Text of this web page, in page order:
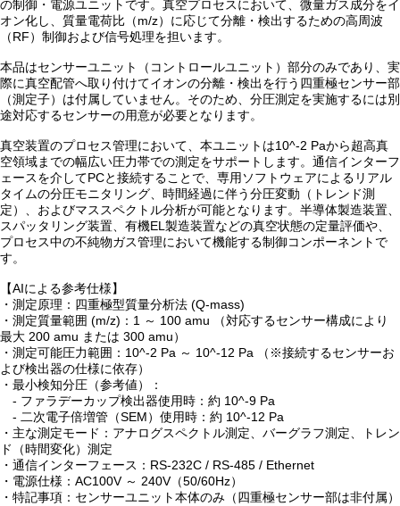
の制御・電源ユニットです。真空プロセスにおいて、微量ガス成分をイ
オン化し、質量電荷比（m/z）に応じて分離・検出するための高周波
（RF）制御および信号処理を担います。
本品はセンサーユニット（コントロールユニット）部分のみであり、実
際に真空配管へ取り付けてイオンの分離・検出を行う四重極センサー部
（測定子）は付属していません。そのため、分圧測定を実施するには別
途対応するセンサーの用意が必要となります。
真空装置のプロセス管理において、本ユニットは10^-2 Paから超高真
空領域までの幅広い圧力帯での測定をサポートします。通信インターフ
ェースを介してPCと接続することで、専用ソフトウェアによるリアル
タイムの分圧モニタリング、時間経過に伴う分圧変動（トレンド測
定）、およびマススペクトル分析が可能となります。半導体製造装置、
スパッタリング装置、有機EL製造装置などの真空状態の定量評価や、
プロセス中の不純物ガス管理において機能する制御コンポーネントで
す。
【AIによる参考仕様】
・測定原理：四重極型質量分析法 (Q-mass)
・測定質量範囲 (m/z)：1 ～ 100 amu （対応するセンサー構成により
最大 200 amu または 300 amu）
・測定可能圧力範囲：10^-2 Pa ～ 10^-12 Pa （※接続するセンサーお
よび検出器の仕様に依存）
・最小検知分圧（参考値）：
- ファラデーカップ検出器使用時：約 10^-9 Pa
- 二次電子倍増管（SEM）使用時：約 10^-12 Pa
・主な測定モード：アナログスペクトル測定、バーグラフ測定、トレン
ド（時間変化）測定
・通信インターフェース：RS-232C / RS-485 / Ethernet
・電源仕様：AC100V ～ 240V（50/60Hz）
・特記事項：センサーユニット本体のみ（四重極センサー部は非付属）